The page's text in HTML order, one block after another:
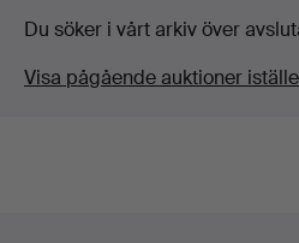
Du söker i vårt arkiv över
Visa pågående auktioner